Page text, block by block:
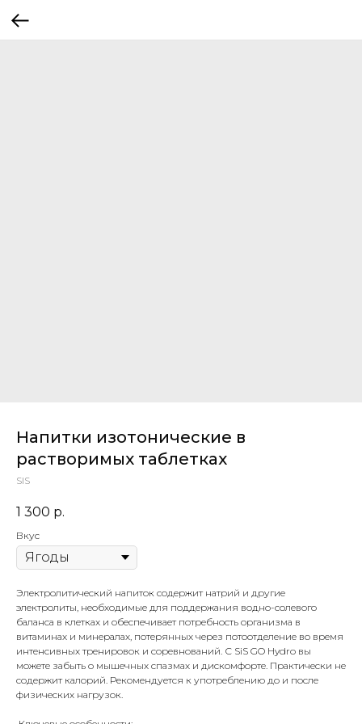
Напитки изотонические в
растворимых таблетках
SIS
1 300 р.
Вкус
Электролитический напиток содержит натрий и другие
электролиты, необходимые для поддержания водно-солевого
баланса в клетках и обеспечивает потребность организма в
витаминах и минералах, потерянных через потоотделение во время
интенсивных тренировок и соревнований. С SiS GO Hydro вы
можете забыть о мышечных спазмах и дискомфорте. Практически не
содержит калорий. Рекомендуется к употреблению до и после
физических нагрузок.